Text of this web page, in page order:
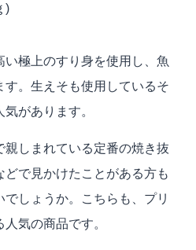
)
い極上のすり身を使用し、魚
。生えそも使用しているそ
があります。
親しまれている定番の焼き抜
どで見かけたことがある方も
しょうか。こちらも、プリ
気の商品です。